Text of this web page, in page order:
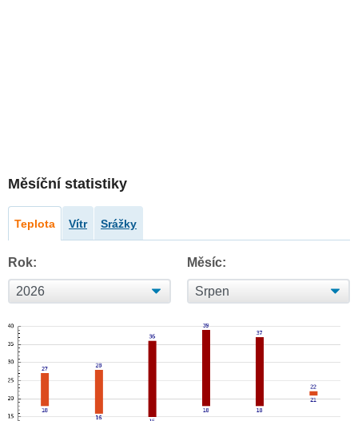
Měsíční statistiky
Teplota Vítr Srážky
Rok: Měsíc: